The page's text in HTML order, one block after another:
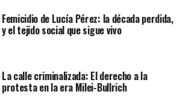
Femicidio de Lucía Pérez: la década perdida,
y el tejido social que sigue vivo
La calle criminalizada: El derecho a la
protesta en la era Milei-Bullrich